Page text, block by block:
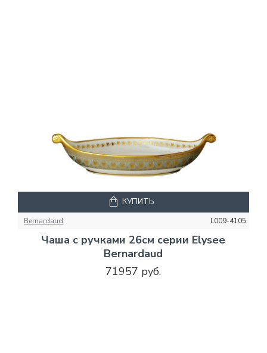
Bernardaud L009-4105
Чаша с ручками 26см серии Elysee
Bernardaud
71957 руб.
КУПИТЬ